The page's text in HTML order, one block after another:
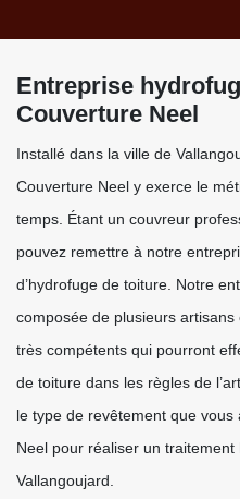
Entreprise
Couverture Neel
Installé dans la ville de
Couverture Neel y exerce le
temps. Étant un couvreur
pouvez remettre à notre
d’hydrofuge de toiture. Notre
composée de plusieurs
très compétents qui pourront
de toiture dans les règles de
le type de revêtement que
Neel pour réaliser un
Vallangoujard.